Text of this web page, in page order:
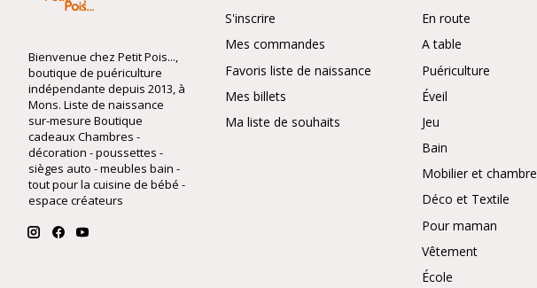
Bienvenue chez Petit Pois...,
boutique de puériculture
indépendante depuis 2013, à
Mons. Liste de naissance
sur-mesure Boutique
cadeaux Chambres -
décoration - poussettes -
sièges auto - meubles bain -
tout pour la cuisine de bébé -
espace créateurs
S'inscrire
Mes commandes
Favoris liste de naissance
Mes billets
Ma liste de souhaits
En route
A table
Puériculture
Éveil
Jeu
Bain
Mobilier et chambre
Déco et Textile
Pour maman
Vêtement
École